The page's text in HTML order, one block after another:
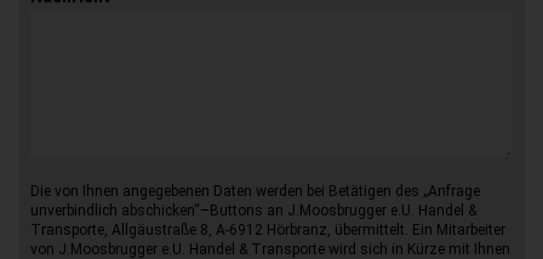
Die von Ihnen angegebenen Daten werden bei Betätigen des „Anfrage
unverbindlich abschicken“–Buttons an J.Moosbrugger e.U. Handel &
Transporte, Allgäustraße 8, A-6912 Hörbranz, übermittelt. Ein Mitarbeiter
von J.Moosbrugger e.U. Handel & Transporte wird sich in Kürze mit Ihnen